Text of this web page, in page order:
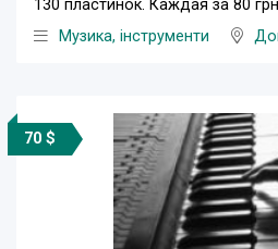
130 пластинок. Каждая за 80
Музика, інструменти
70 $